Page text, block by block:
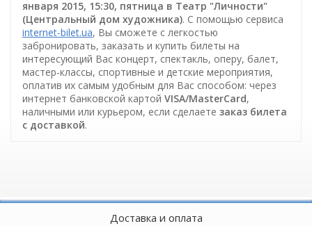
января 2015, 15:30, пятница в Театр "Личности"
(Центральный дом художника). С помощью сервиса
internet-bilet.ua, Вы сможете с легкостью
забронировать, заказать и купить билеты на
интересующий Вас концерт, спектакль, оперу, балет,
мастер-классы, спортивные и детские мероприятия,
оплатив их самым удобным для Вас способом: через
интернет банковской картой VISA/MasterCard,
наличными или курьером, если сделаете заказ билета
c доставкой.
Доставка и оплата